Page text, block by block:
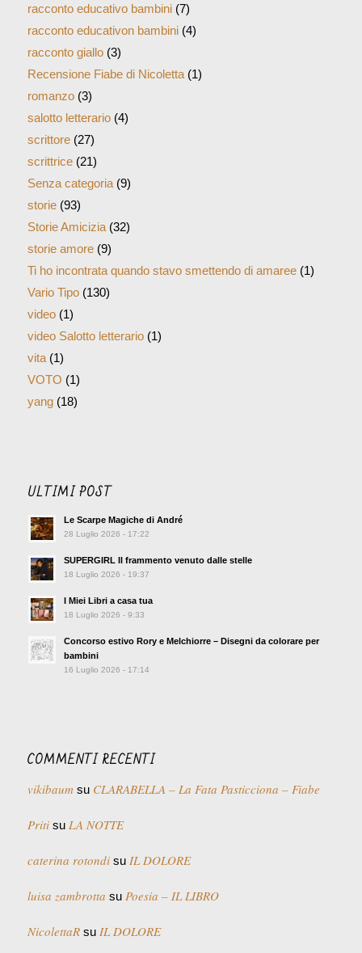
racconto educativo bambini(7)
racconto educativon bambini(4)
racconto giallo(3)
Recensione Fiabe di Nicoletta(1)
romanzo(3)
salotto letterario(4)
scrittore(27)
scrittrice(21)
Senza categoria(9)
storie(93)
Storie Amicizia(32)
storie amore(9)
Ti ho incontrata quando stavo smettendo di amaree(1)
Vario Tipo(130)
video(1)
video Salotto letterario(1)
vita(1)
VOTO (1)
yang(18)
ULTIMI POST
Le Scarpe Magiche di André
28 Luglio 2026 - 17:22
SUPERGIRL Il frammento venuto dalle stelle
18 Luglio 2026 - 19:37
I Miei Libri a casa tua
18 Luglio 2026 - 9:33
Concorso estivo Rory e Melchiorre – Disegni da colorare per
bambini
16 Luglio 2026 - 17:14
COMMENTI RECENTI
vikibaumsu CLARABELLA – La Fata Pasticciona – Fiabe
Pritisu LA NOTTE
caterina rotondisu IL DOLORE
luisa zambrotta su Poesia – IL LIBRO
NicolettaRsu IL DOLORE